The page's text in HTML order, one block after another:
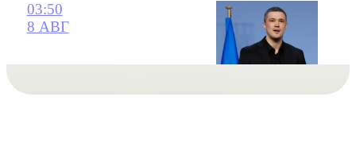
03:50
8 АВГ